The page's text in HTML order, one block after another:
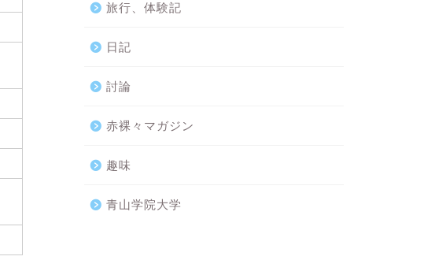
旅行、体験記
日記
討論
赤裸々マガジン
趣味
青山学院大学